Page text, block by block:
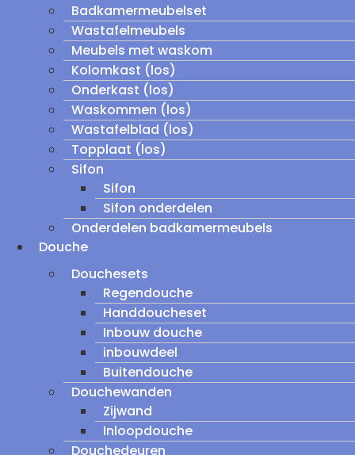
Badkamermeubelset
Wastafelmeubels
Meubels met waskom
Kolomkast (los)
Onderkast (los)
Waskommen (los)
Wastafelblad (los)
Topplaat (los)
Sifon
Sifon
Sifon onderdelen
Onderdelen badkamermeubels
Douche
Douchesets
Regendouche
Handdoucheset
Inbouw douche
inbouwdeel
Buitendouche
Douchewanden
Zijwand
Inloopdouche
Douchedeuren